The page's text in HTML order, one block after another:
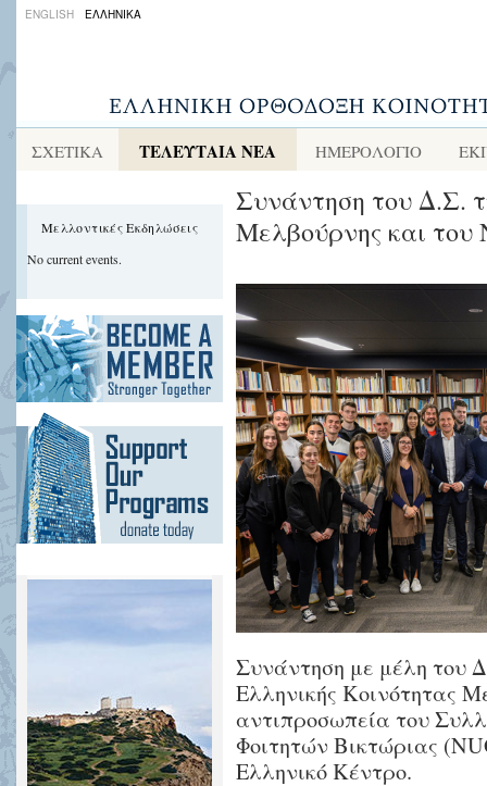
ENGLISH ΕΛΛΗΝΙΚΑ
ΣΧΕΤΙΚΑ ΤΕΛΕΥΤΑΙΑ ΝΕΑ ΗΜΕΡΟΛΟΓΙΟ
Μελλοντικές Εκδηλώσεις
No current events.
Συνάντηση του Δ.Σ.
Μελβούρνης και του
Συνάντηση με μέλη του
Ελληνικής Κοινότητας
αντιπροσωπεία του
Φοιτητών Βικτώριας
Ελληνικό Κέντρο.